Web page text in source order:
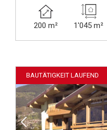
200 m² 1'045 m²
BAUTÄTIGKEIT LAUFEND